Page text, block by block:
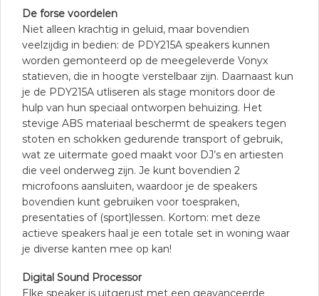
De forse voordelen
Niet alleen krachtig in geluid, maar bovendien
veelzijdig in bedien: de PDY215A speakers kunnen
worden gemonteerd op de meegeleverde Vonyx
statieven, die in hoogte verstelbaar zijn. Daarnaast kun
je de PDY215A utliseren als stage monitors door de
hulp van hun speciaal ontworpen behuizing. Het
stevige ABS materiaal beschermt de speakers tegen
stoten en schokken gedurende transport of gebruik,
wat ze uitermate goed maakt voor DJ’s en artiesten
die veel onderweg zijn. Je kunt bovendien 2
microfoons aansluiten, waardoor je de speakers
bovendien kunt gebruiken voor toespraken,
presentaties of (sport)lessen. Kortom: met deze
actieve speakers haal je een totale set in woning waar
je diverse kanten mee op kan!
Digital Sound Processor
Elke speaker is uitgerust met een geavanceerde